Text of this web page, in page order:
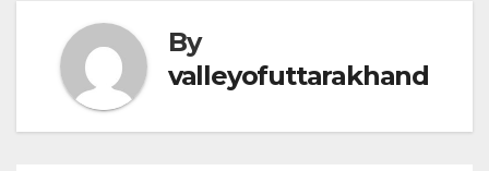
By
valleyofuttarakhand